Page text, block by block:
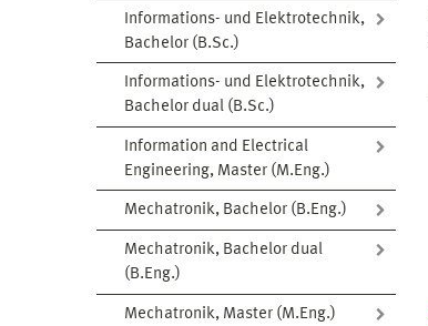
Informations- und Elektrotechnik,
Bachelor (B.Sc.)
Informations- und Elektrotechnik,
Bachelor dual (B.Sc.)
Information and Electrical
Engineering, Master (M.Eng.)
Mechatronik, Bachelor (B.Eng.)
Mechatronik, Bachelor dual
(B.Eng.)
Mechatronik, Master (M.Eng.)